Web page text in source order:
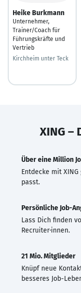
Heike Burkmann
Unternehmer,
Trainer/Coach für
Führungskräfte und
Vertrieb
Kirchheim unter Teck
XING –
Über eine Million
Entdecke mit
passt.
Persönliche Job-
Lass Dich finden
Recruiter·innen.
21 Mio. Mitglieder
Knüpf neue
besseres Job-